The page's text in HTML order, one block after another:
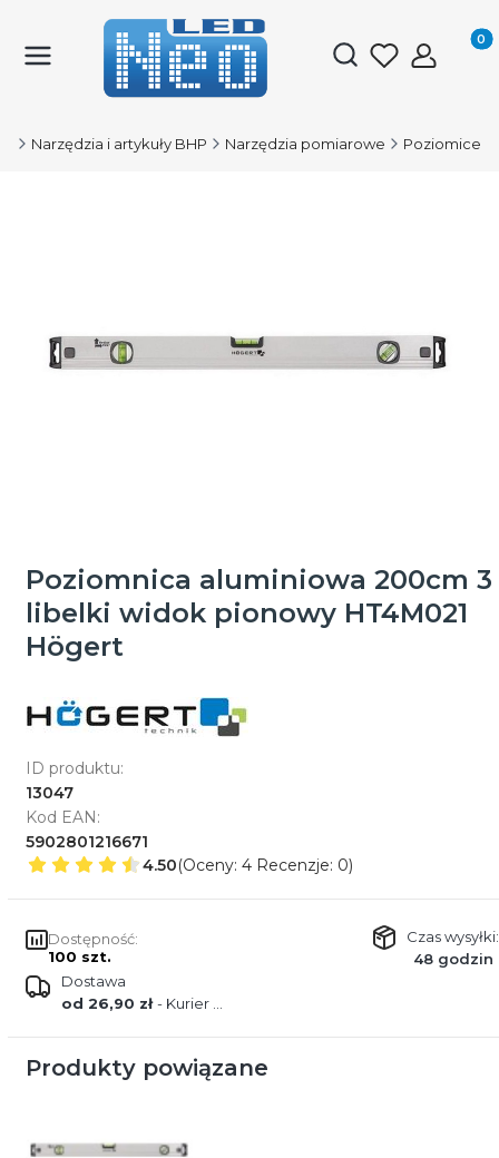
Otwórz
Narzędzia i artykuły BHP Narzędzia pomiarowe Poziomice
Poziomnica aluminiowa 200cm 3
libelki widok pionowy HT4M021
Högert
ID produktu:
13047
Kod EAN:
5902801216671
4.50(Oceny: 4 Recenzje: 0)
Dostępność:
100 szt.
Czas wysyłki:
48 godzin
Dostawa
od 26,90 zł- Kurier GLS Poland
Produkty powiązane